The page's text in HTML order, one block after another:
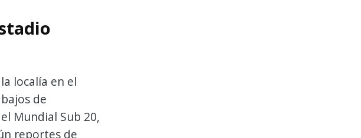
localía en el
de
Mundial Sub 20,
reportes de